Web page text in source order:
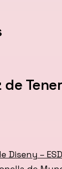
de
Diseny – ESD